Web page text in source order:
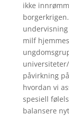
ikke
milf
påvirkning
hvordan vi
spesiell
balansere